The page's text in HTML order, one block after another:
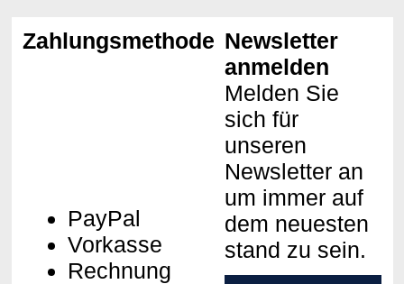
Zahlungsmethoden
PayPal
Vorkasse
Rechnung
Newsletter
anmelden
Melden Sie
sich für
unseren
Newsletter an
um immer auf
dem neuesten
stand zu sein.